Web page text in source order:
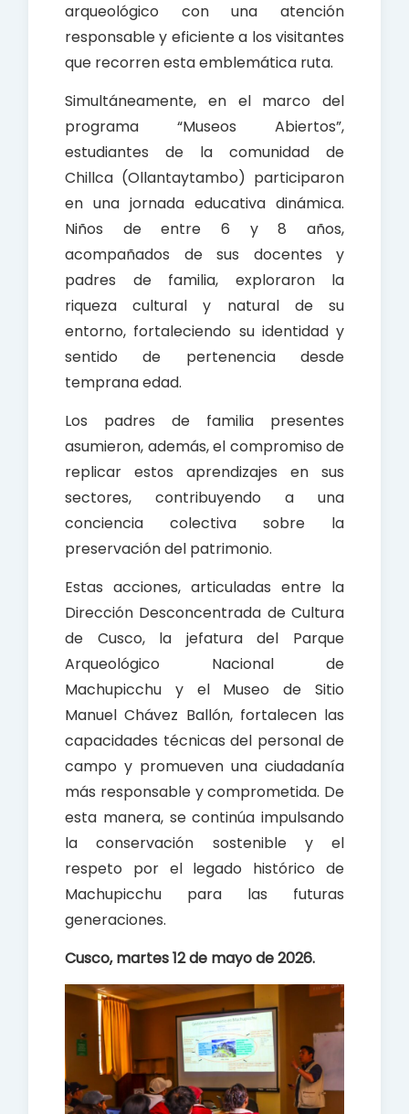
arqueológico con una atención
responsable y eficiente a los visitantes
que recorren esta emblemática ruta.
Simultáneamente, en el marco del
programa “Museos Abiertos”,
estudiantes de la comunidad de
Chillca (Ollantaytambo) participaron
en una jornada educativa dinámica.
Niños de entre 6 y 8 años,
acompañados de sus docentes y
padres de familia, exploraron la
riqueza cultural y natural de su
entorno, fortaleciendo su identidad y
sentido de pertenencia desde
temprana edad.
Los padres de familia presentes
asumieron, además, el compromiso de
replicar estos aprendizajes en sus
sectores, contribuyendo a una
conciencia colectiva sobre la
preservación del patrimonio.
Estas acciones, articuladas entre la
Dirección Desconcentrada de Cultura
de Cusco, la jefatura del Parque
Arqueológico Nacional de
Machupicchu y el Museo de Sitio
Manuel Chávez Ballón, fortalecen las
capacidades técnicas del personal de
campo y promueven una ciudadanía
más responsable y comprometida. De
esta manera, se continúa impulsando
la conservación sostenible y el
respeto por el legado histórico de
Machupicchu para las futuras
generaciones.
Cusco, martes 12 de mayo de 2026.